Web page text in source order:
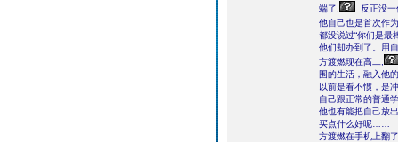
端了,
反正没
他自己也是首次作
都没说过“你们是最
他们却办到了。用
方渡燃现在高二,
围的生活，融入他
以前是看不惯，是
自己跟正常的普通
他也有能把自己放
买点什么好呢……
方渡燃在手机上翻